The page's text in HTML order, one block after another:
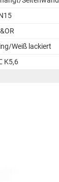
Weiß lackiert
K5,6